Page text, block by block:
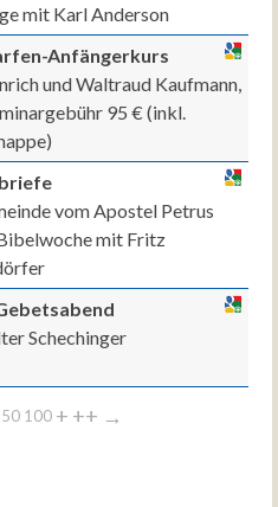
mit Karl Anderson
Anfängerkurs
und Waltraud Kaufmann,
95 € (inkl.
vom Apostel Petrus
mit Fritz
Schechinger
50 100 + ++ →